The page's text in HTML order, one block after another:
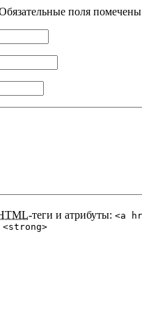
поля помечены
-теги и атрибуты: <a